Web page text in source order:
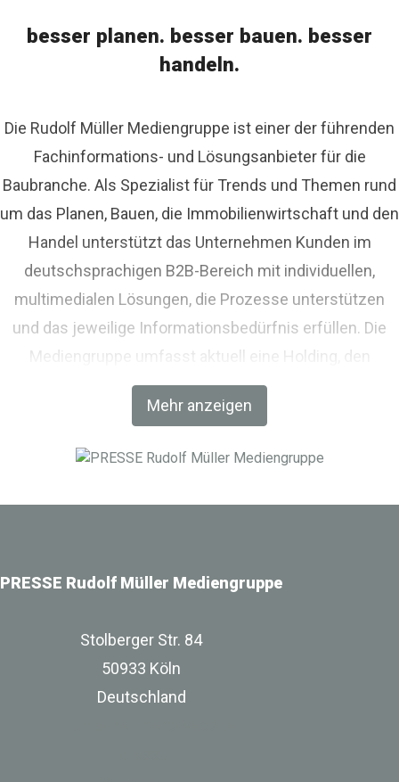
besser planen. besser bauen. besser
handeln.
Mehr anzeigen
Die Rudolf Müller Mediengruppe ist einer der führenden
Fachinformations- und Lösungsanbieter für die
Baubranche. Als Spezialist für Trends und Themen rund
um das Planen, Bauen, die Immobilienwirtschaft und den
Handel unterstützt das Unternehmen Kunden im
deutschsprachigen B2B-Bereich mit individuellen,
multimedialen Lösungen, die Prozesse unterstützen
und das jeweilige Informationsbedürfnis erfüllen. Die
Mediengruppe umfasst aktuell eine Holding, den
Fachverlag RM Rudolf Müller Medien und mit der BIM
World MUNICH eine Netzwerkplattform für Akteure der
PRESSE Rudolf Müller Mediengruppe
Stolberger Str. 84
50933 Köln
Deutschland